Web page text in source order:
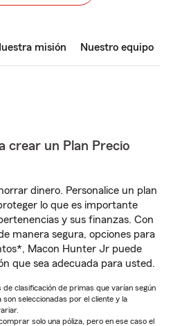
misión Nuestro equipo
crear un Plan Precio
dinero. Personalice un plan
lo que es importante
y sus finanzas. Con
manera segura, opciones para
Macon Hunter Jr puede
que sea adecuada para usted.
clasificación de primas que varían según
seleccionadas por el cliente y la
solo una póliza, pero en ese caso el